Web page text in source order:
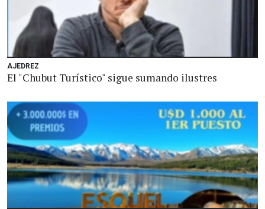
AJEDREZ
El "Chubut Turístico" sigue sumando ilustres